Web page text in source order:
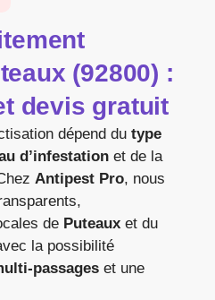
(92800) :
devis gratuit
dépend du type
d’infestation et de la
Antipest Pro, nous
de Puteaux et du
la possibilité
passages et une